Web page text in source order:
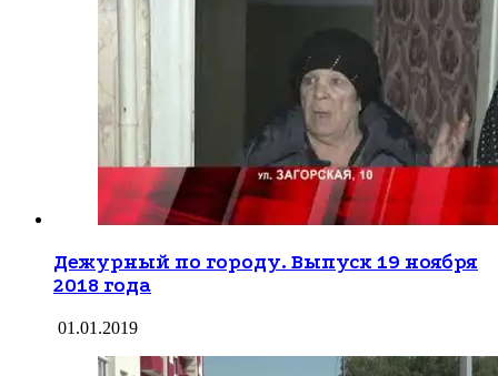
Дежурный по городу. Выпуск 19 ноября
2018 года
01.01.2019